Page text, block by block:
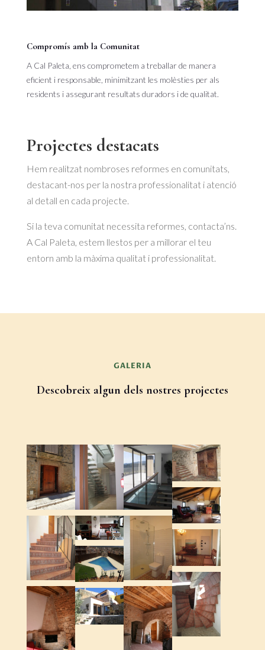
Compromís amb la Comunitat
A Cal Paleta, ens comprometem a treballar de manera
eficient i responsable, minimitzant les molèsties per als
residents i assegurant resultats duradors i de qualitat.
Projectes destacats
Hem realitzat nombroses reformes en comunitats,
destacant-nos per la nostra professionalitat i atenció
al detall en cada projecte.
Si la teva comunitat necessita reformes, contacta’ns.
A Cal Paleta, estem llestos per a millorar el teu
entorn amb la màxima qualitat i professionalitat.
GALERIA
Descobreix algun dels nostres projectes